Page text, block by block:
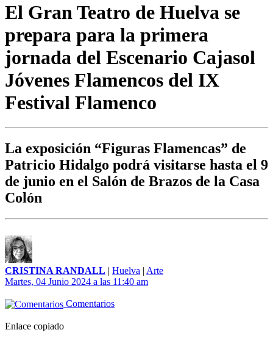
El Gran Teatro de Huelva se
prepara para la primera
jornada del Escenario Cajasol
Jóvenes Flamencos del IX
Festival Flamenco
La exposición “Figuras Flamencas” de
Patricio Hidalgo podrá visitarse hasta el 9
de junio en el Salón de Brazos de la Casa
Colón
CRISTINA RANDALL | Huelva | Arte
Martes, 04 Junio 2024 a las 11:40 am
Comentarios
Enlace copiado